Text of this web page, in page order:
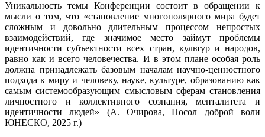
Уникальность темы Конференции состоит в обращении к
мысли о том, что «становление многополярного мира будет
сложным и довольно длительным процессом непростых
взаимодействий, где значимое место займут проблемы
идентичности субъектности всех стран, культур и народов,
равно как и всего человечества. И в этом плане особая роль
должна принадлежать базовым началам научно-ценностного
подхода к миру и человеку, науке, культуре, образованию как
самым системообразующим смысловым сферам становления
личностного и коллективного сознания, менталитета и
идентичности людей» (А. Очирова, Посол доброй воли
ЮНЕСКО, 2025 г.)